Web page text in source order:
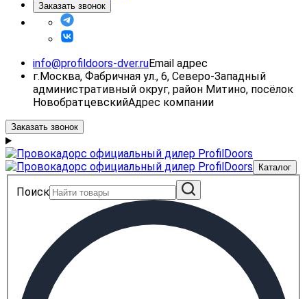
Заказать звонок
info@profildoors-dver.ruEmail адрес
г.Москва, Фабричная ул., 6, Северо-Западный
административный округ, район Митино, посёлок
НовобратцевскийАдрес компании
Заказать звонок
Каталог
Поиск